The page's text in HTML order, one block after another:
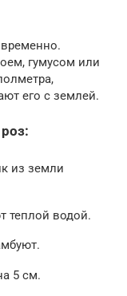
гумусом или
его с землей.
из земли
теплой водой.
5 см.